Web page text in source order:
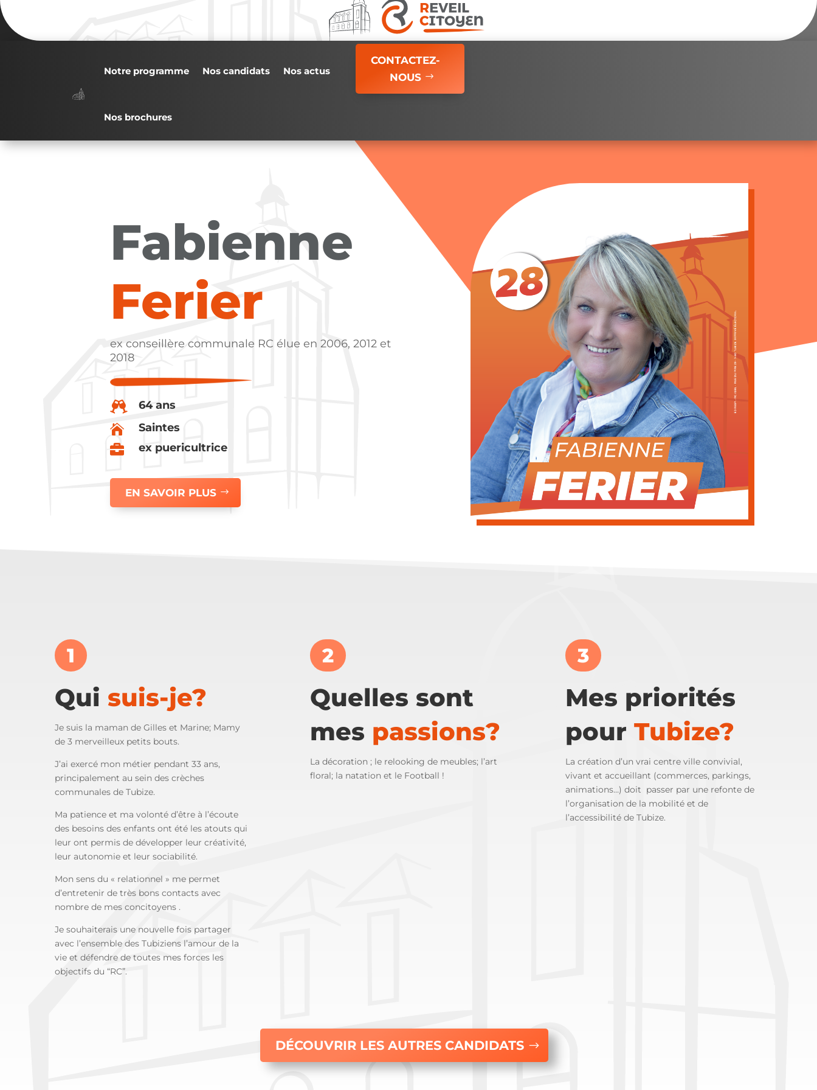
Notre programme Nos candidats Nos actus
Nos brochures
CONTACTEZ-
NOUS
Fabienne
Ferier
ex conseillère communale RC élue en 2006, 2012 et
2018
 64 ans
 Saintes
 ex puericultrice
EN SAVOIR PLUS
1
Qui suis-je?
Je suis la maman de Gilles et Marine; Mamy
de 3 merveilleux petits bouts.
J’ai exercé mon métier pendant 33 ans,
principalement au sein des crèches
communales de Tubize.
Ma patience et ma volonté d’être à l’écoute
des besoins des enfants ont été les atouts qui
leur ont permis de développer leur créativité,
leur autonomie et leur sociabilité.
Mon sens du « relationnel » me permet
d’entretenir de très bons contacts avec
nombre de mes concitoyens .
Je souhaiterais une nouvelle fois partager
avec l’ensemble des Tubiziens l’amour de la
vie et défendre de toutes mes forces les
objectifs du “RC”.
2
Quelles sont
mes passions?
La décoration ; le relooking de meubles; l’art
floral; la natation et le Football !
3
Mes priorités
pourTubize?
La création d’un vrai centre ville convivial,
vivant et accueillant (commerces, parkings,
animations…) doit passer par une refonte de
l’organisation de la mobilité et de
l’accessibilité de Tubize.
DÉCOUVRIR LES AUTRES CANDIDATS